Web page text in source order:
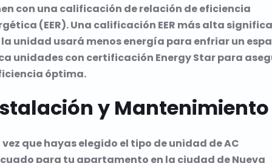
con una calificación de relación de eficiencia
(EER). Una calificación EER más alta significa
unidad usará menos energía para enfriar un
unidades con certificación Energy Star para
óptima.
y Mantenimiento
vez que hayas elegido el tipo de unidad de AC
para tu apartamento en la ciudad de Nueva